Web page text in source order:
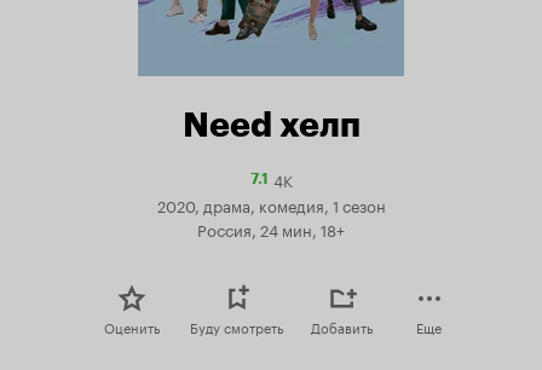
Need хелп
7.1Рейтинг
Кинопоиска
4K
2020, драма, комедия, 1 сезон
Россия, 24 мин, 18+
Оценить Буду смотреть Добавить Еще